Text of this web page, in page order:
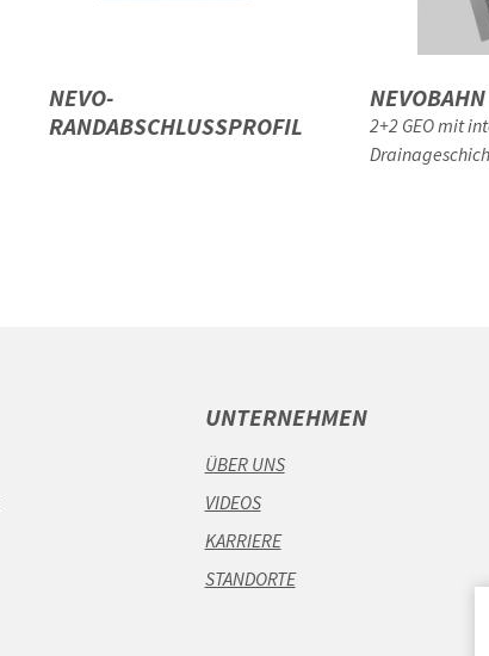
NEVO-
RANDABSCHLUSSPROFIL
NEVOBAHN
2+2 GEO mit
UNTERNEHMEN
ÜBER UNS
VIDEOS
KARRIERE
STANDORTE